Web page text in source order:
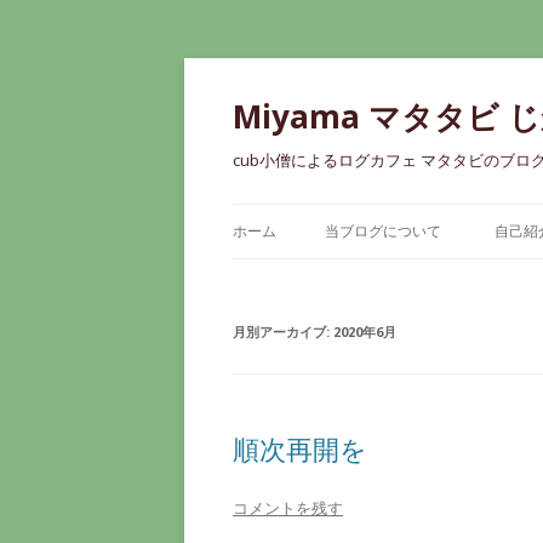
Miyama マタタビ
cub小僧によるログカフェ マタタビのブログ
ホーム 当ブログについて 自己紹
月別アーカイブ: 2020年6月
順次再開を
コメントを残す